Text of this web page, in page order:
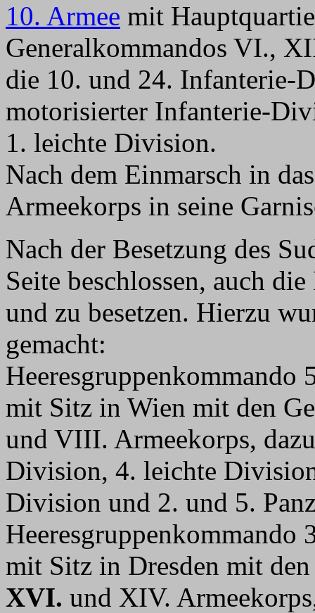
10. Armee mit
Generalkommandos VI.,
die 10. und 24. Infanterie-
motorisierter Infanterie-
1. leichte Division.
Nach dem Einmarsch in
Armeekorps in seine
Nach der Besetzung des
Seite beschlossen, auch
und zu besetzen. Hierzu
gemacht:
Heeresgruppenkommando
mit Sitz in Wien mit den
und VIII. Armeekorps,
Division, 4. leichte
Division und 2. und 5.
Heeresgruppenkommando
mit Sitz in Dresden mit
XVI. und XIV.